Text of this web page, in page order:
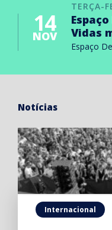
TERÇA-
14
NOV
Vidas
Espaço
Notícias
Internacional